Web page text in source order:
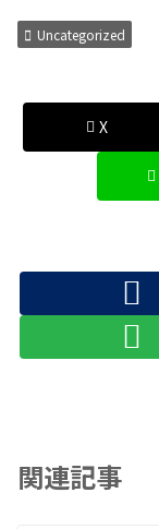
Uncategorized
X
関連記事